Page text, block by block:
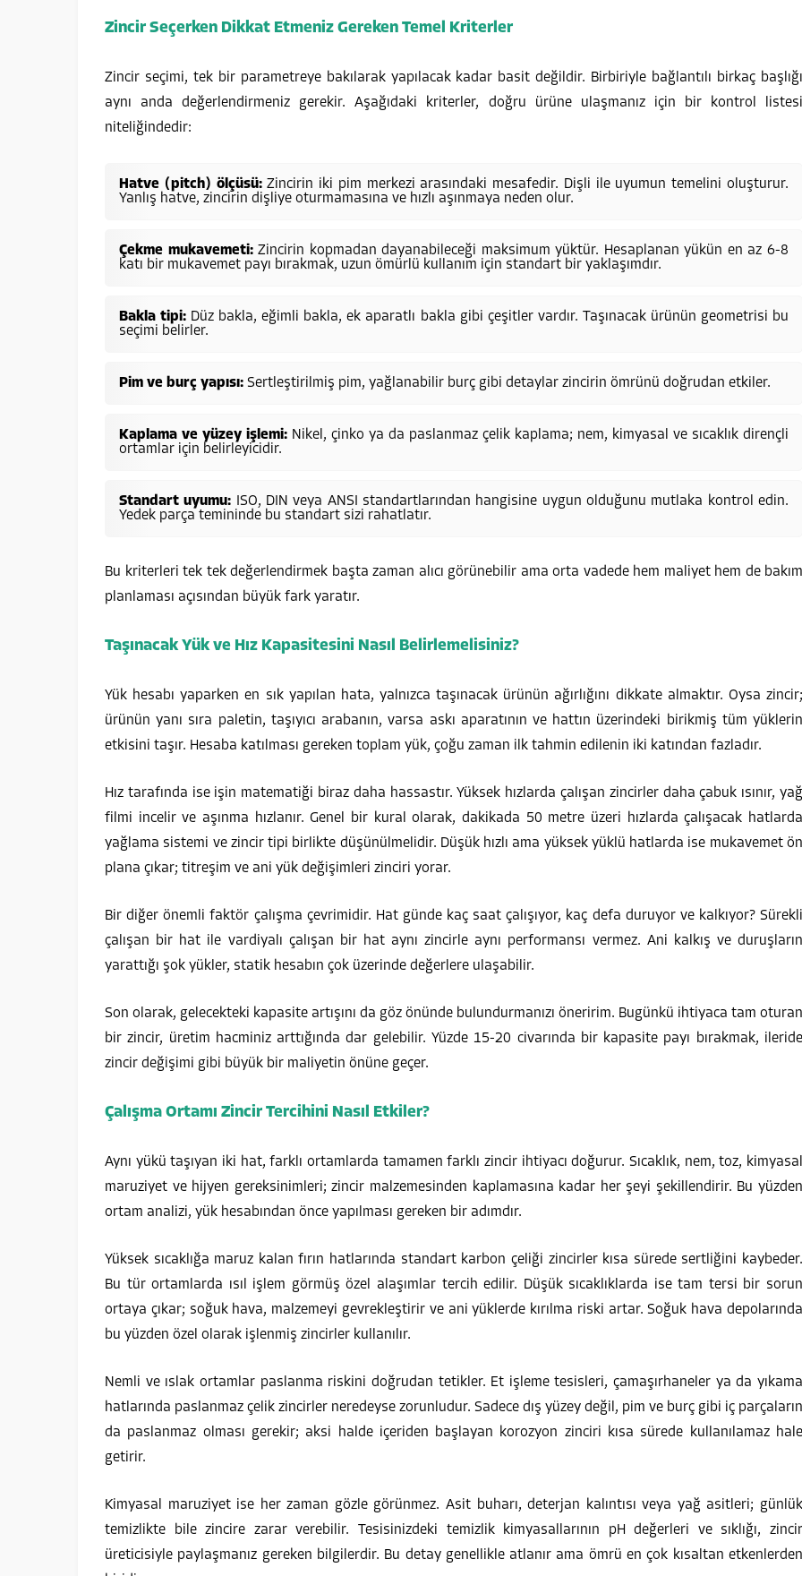
Zincir Seçerken Dikkat Etmeniz Gereken Temel Kriterler
Zincir seçimi, tek bir parametreye bakılarak yapılacak kadar basit değildir. Birbiriyle bağlantılı birkaç başlığı
aynı anda değerlendirmeniz gerekir. Aşağıdaki kriterler, doğru ürüne ulaşmanız için bir kontrol listesi
niteliğindedir:
Hatve (pitch) ölçüsü:Zincirin iki pim merkezi arasındaki mesafedir. Dişli ile uyumun temelini oluşturur.
Yanlış hatve, zincirin dişliye oturmamasına ve hızlı aşınmaya neden olur.
Çekme mukavemeti:Zincirin kopmadan dayanabileceği maksimum yüktür. Hesaplanan yükün en az 6-8
katı bir mukavemet payı bırakmak, uzun ömürlü kullanım için standart bir yaklaşımdır.
Bakla tipi: Düz bakla, eğimli bakla, ek aparatlı bakla gibi çeşitler vardır. Taşınacak ürünün geometrisi bu
seçimi belirler.
Pim ve burç yapısı: Sertleştirilmiş pim, yağlanabilir burç gibi detaylar zincirin ömrünü doğrudan etkiler.
Kaplama ve yüzey işlemi: Nikel, çinko ya da paslanmaz çelik kaplama; nem, kimyasal ve sıcaklık dirençli
ortamlar için belirleyicidir.
Standart uyumu: ISO, DIN veya ANSI standartlarından hangisine uygun olduğunu mutlaka kontrol edin.
Yedek parça temininde bu standart sizi rahatlatır.
Bu kriterleri tek tek değerlendirmek başta zaman alıcı görünebilir ama orta vadede hem maliyet hem de bakım
planlaması açısından büyük fark yaratır.
Taşınacak Yük ve Hız Kapasitesini Nasıl Belirlemelisiniz?
Yük hesabı yaparken en sık yapılan hata, yalnızca taşınacak ürünün ağırlığını dikkate almaktır. Oysa zincir;
ürünün yanı sıra paletin, taşıyıcı arabanın, varsa askı aparatının ve hattın üzerindeki birikmiş tüm yüklerin
etkisini taşır. Hesaba katılması gereken toplam yük, çoğu zaman ilk tahmin edilenin iki katından fazladır.
Hız tarafında ise işin matematiği biraz daha hassastır. Yüksek hızlarda çalışan zincirler daha çabuk ısınır, yağ
filmi incelir ve aşınma hızlanır. Genel bir kural olarak, dakikada 50 metre üzeri hızlarda çalışacak hatlarda
yağlama sistemi ve zincir tipi birlikte düşünülmelidir. Düşük hızlı ama yüksek yüklü hatlarda ise mukavemet ön
plana çıkar; titreşim ve ani yük değişimleri zinciri yorar.
Bir diğer önemli faktör çalışma çevrimidir. Hat günde kaç saat çalışıyor, kaç defa duruyor ve kalkıyor? Sürekli
çalışan bir hat ile vardiyalı çalışan bir hat aynı zincirle aynı performansı vermez. Ani kalkış ve duruşların
yarattığı şok yükler, statik hesabın çok üzerinde değerlere ulaşabilir.
Son olarak, gelecekteki kapasite artışını da göz önünde bulundurmanızı öneririm. Bugünkü ihtiyaca tam oturan
bir zincir, üretim hacminiz arttığında dar gelebilir. Yüzde 15-20 civarında bir kapasite payı bırakmak, ileride
zincir değişimi gibi büyük bir maliyetin önüne geçer.
Çalışma Ortamı Zincir Tercihini Nasıl Etkiler?
Aynı yükü taşıyan iki hat, farklı ortamlarda tamamen farklı zincir ihtiyacı doğurur. Sıcaklık, nem, toz, kimyasal
maruziyet ve hijyen gereksinimleri; zincir malzemesinden kaplamasına kadar her şeyi şekillendirir. Bu yüzden
ortam analizi, yük hesabından önce yapılması gereken bir adımdır.
Yüksek sıcaklığa maruz kalan fırın hatlarında standart karbon çeliği zincirler kısa sürede sertliğini kaybeder.
Bu tür ortamlarda ısıl işlem görmüş özel alaşımlar tercih edilir. Düşük sıcaklıklarda ise tam tersi bir sorun
ortaya çıkar; soğuk hava, malzemeyi gevrekleştirir ve ani yüklerde kırılma riski artar. Soğuk hava depolarında
bu yüzden özel olarak işlenmiş zincirler kullanılır.
Nemli ve ıslak ortamlar paslanma riskini doğrudan tetikler. Et işleme tesisleri, çamaşırhaneler ya da yıkama
hatlarında paslanmaz çelik zincirler neredeyse zorunludur. Sadece dış yüzey değil, pim ve burç gibi iç parçaların
da paslanmaz olması gerekir; aksi halde içeriden başlayan korozyon zinciri kısa sürede kullanılamaz hale
getirir.
Kimyasal maruziyet ise her zaman gözle görünmez. Asit buharı, deterjan kalıntısı veya yağ asitleri; günlük
temizlikte bile zincire zarar verebilir. Tesisinizdeki temizlik kimyasallarının pH değerleri ve sıklığı, zincir
üreticisiyle paylaşmanız gereken bilgilerdir. Bu detay genellikle atlanır ama ömrü en çok kısaltan etkenlerden